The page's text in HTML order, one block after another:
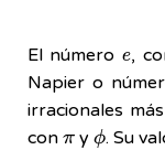
El número e,
Napier o
irracionales
con πy ϕ. Su